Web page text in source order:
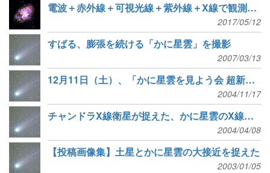
電波＋赤外線＋可視光線＋紫外線＋X線で観測された、かに星雲
2017/05/12
すばる、膨張を続ける「かに星雲」を撮影
2007/03/13
12月11日（土）、「かに星雲を見よう会 超新星出現950年祭」を開催
2004/11/17
チャンドラX線衛星が捉えた、かに星雲のX線を利用したタイタンの影
2004/04/08
【投稿画像集】土星とかに星雲の大接近を捉えた
2003/01/05